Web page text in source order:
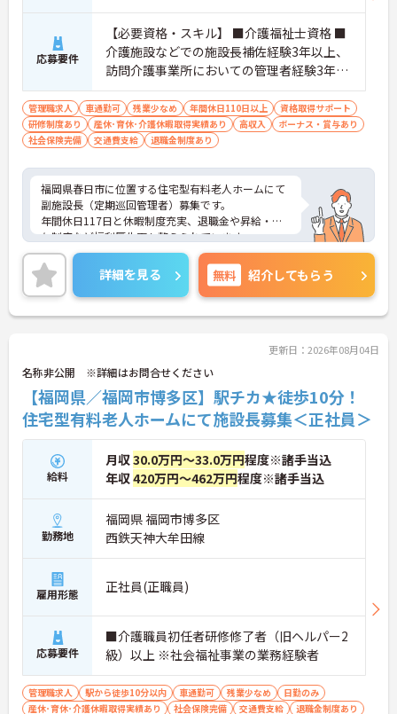
応募要件
【必要資格・スキル】 ■介護福祉士資格 ■
介護施設などでの施設長補佐経験3年以上、
訪問介護事業所においての管理者経験3年以
上、シフト・業務ラインの作成経験、簡易
的な収支の理解ができる方、チームビルデ
ィングの理解・実戦経験がある方 尚可
管理職求人 車通勤可 残業少なめ 年間休日110日以上
資格取得サポート
研修制度あり
産休･育休･介護休暇取得実績あり 高収入
ボーナス・賞与あり
社会保険完備
交通費支給 退職金制度あり
福岡県春日市に位置する住宅型有料老人ホームにて
副施設長（定期巡回管理者）募集です。
年間休日117日と休暇制度充実、退職金や昇給・賞
与制度など福利厚生面も整えられています。
ご興味のある方には、面接対策ポイントなど、さら
に詳細をお話いたしますので、お気軽にご相談くだ
さい。
詳細を見る 無料 紹介してもらう
更新日：2026年08月04日
名称非公開 ※詳細はお問合せください
【福岡県／福岡市博多区】駅チカ★徒歩10分！
住宅型有料老人ホームにて施設長募集＜正社員＞
給料
月収30.0万円～33.0万円程度※諸手当込
年収420万円～462万円程度※諸手当込
勤務地
福岡県 福岡市博多区
西鉄天神大牟田線
雇用形態 正社員(正職員)
応募要件
■介護職員初任者研修修了者（旧ヘルパー2
級）以上 ※社会福祉事業の業務経験者
管理職求人 駅から徒歩10分以内 車通勤可 残業少なめ
日勤のみ
産休･育休･介護休暇取得実績あり
社会保険完備 交通費支給 退職金制度あり